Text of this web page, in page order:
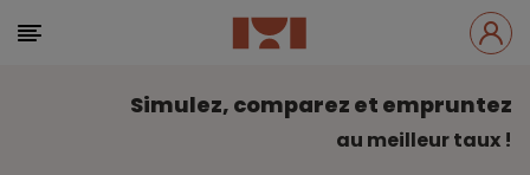
Simulez, comparez et empruntez
au meilleur taux !